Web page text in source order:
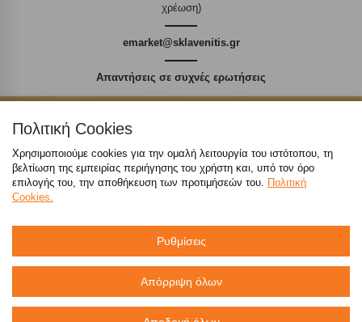
χρέωση)
emarket@sklavenitis.gr
Απαντήσεις σε συχνές ερωτήσεις
(μόνο από σταθερό, χωρίς χρέωση)
214 100 9999 (αστική χρέωση)
Πολιτική Cookies
Χρησιμοποιούμε cookies για την ομαλή λειτουργία του ιστότοπου, τη
βελτίωση της εμπειρίας περιήγησης του χρήστη και, υπό τον όρο
επιλογής του, την αποθήκευση των προτιμήσεών του. Πολιτική
Cookies.
Ρυθμίσεις
Απόρριψη όλων